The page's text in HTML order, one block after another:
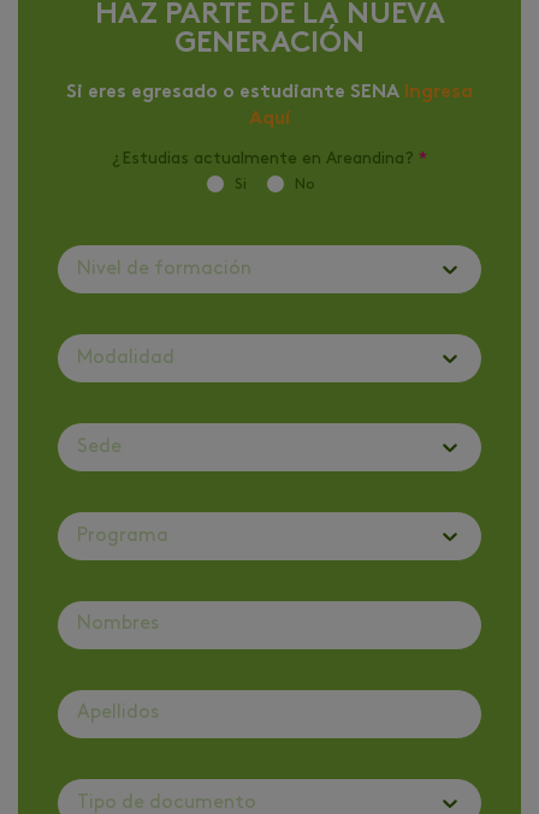
HAZ PARTE DE LA NUEVA
GENERACIÓN
Si eres egresado o estudiante SENA Ingresa
Aquí
¿Estudias actualmente en Areandina? *
Si No
Nivel de formación
Modalidad
Sede
Programa
Tipo de documento